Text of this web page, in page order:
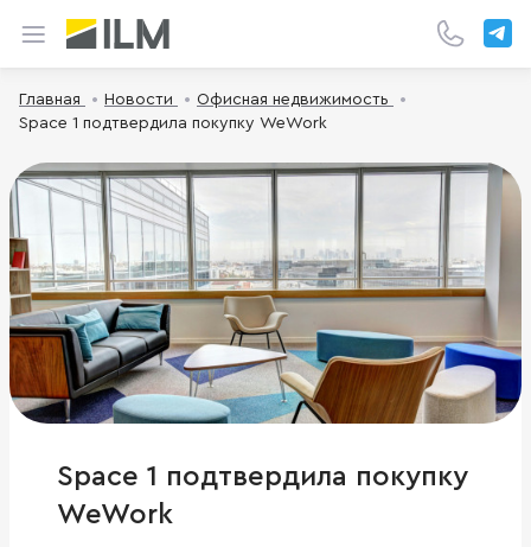
Главная Новости
Офисная недвижимость
Space 1 подтвердила покупку WeWork
Space 1 подтвердила покупку
WeWork